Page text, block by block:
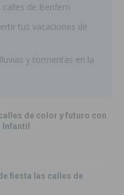
calles de Benferri
tus vacaciones de
y tormentas en la
de color y futuro con
fiesta las calles de